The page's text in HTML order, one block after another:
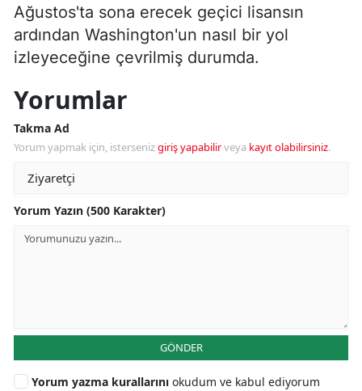
Ağustos'ta sona erecek geçici lisansın
ardından Washington'un nasıl bir yol
izleyeceğine çevrilmiş durumda.
Yorumlar
Takma Ad
Yorum yapmak için, istersenizgiriş yapabilirveya kayıt olabilirsiniz.
Yorum Yazın (500 Karakter)
GÖNDER
Yorum yazma kurallarını okudum ve kabul ediyorum